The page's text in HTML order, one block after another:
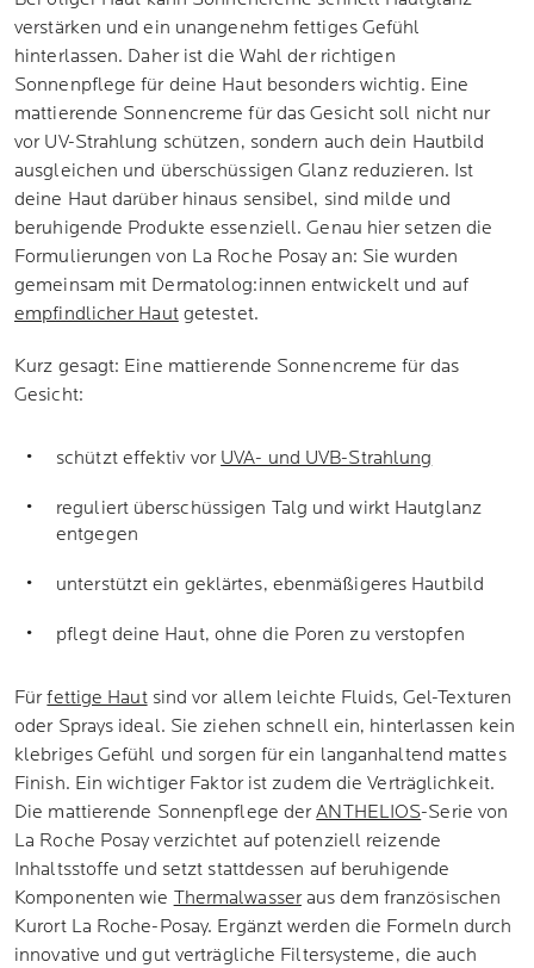
verstärken und ein unangenehm fettiges Gefühl
hinterlassen. Daher ist die Wahl der richtigen
Sonnenpflege für deine Haut besonders wichtig. Eine
mattierende Sonnencreme für das Gesicht soll nicht nur
vor UV-Strahlung schützen, sondern auch dein Hautbild
ausgleichen und überschüssigen Glanz reduzieren. Ist
deine Haut darüber hinaus sensibel, sind milde und
beruhigende Produkte essenziell. Genau hier setzen die
Formulierungen von La Roche Posay an: Sie wurden
gemeinsam mit Dermatolog:innen entwickelt und auf
empfindlicher Hautgetestet.
Kurz gesagt: Eine mattierende Sonnencreme für das
Gesicht:
schützt effektiv vor UVA- und UVB-Strahlung
reguliert überschüssigen Talg und wirkt Hautglanz
entgegen
unterstützt ein geklärtes, ebenmäßigeres Hautbild
pflegt deine Haut, ohne die Poren zu verstopfen
Fürfettige Hautsind vor allem leichte Fluids, Gel-Texturen
oder Sprays ideal. Sie ziehen schnell ein, hinterlassen kein
klebriges Gefühl und sorgen für ein langanhaltend mattes
Finish. Ein wichtiger Faktor ist zudem die Verträglichkeit.
Die mattierende Sonnenpflege derANTHELIOS-Serie von
La Roche Posay verzichtet auf potenziell reizende
Inhaltsstoffe und setzt stattdessen auf beruhigende
Komponenten wie Thermalwasseraus dem französischen
Kurort La Roche-Posay. Ergänzt werden die Formeln durch
innovative und gut verträgliche Filtersysteme, die auch